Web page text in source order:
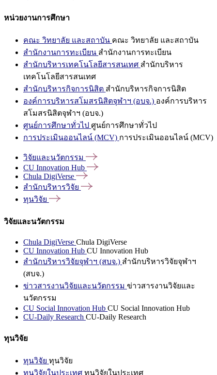
หน่วยงานการศึกษา
คณะ วิทยาลัย และสถาบัน คณะ วิทยาลัย และสถาบัน
สำนักงานการทะเบียน สำนักงานการทะเบียน
สำนักบริหารเทคโนโลยีสารสนเทศ สำนักบริหาร
เทคโนโลยีสารสนเทศ
สำนักบริหารกิจการนิสิต สำนักบริหารกิจการนิสิต
องค์การบริหารสโมสรนิสิตจุฬาฯ (อบจ.) องค์การบริหาร
สโมสรนิสิตจุฬาฯ (อบจ.)
ศูนย์การศึกษาทั่วไป ศูนย์การศึกษาทั่วไป
การประเมินออนไลน์ (MCV) การประเมินออนไลน์ (MCV)
วิจัยและนวัตกรรม
CU Innovation Hub
Chula DigiVerse
สำนักบริหารวิจัย
ทุนวิจัย
วิจัยและนวัตกรรม
Chula DigiVerse Chula DigiVerse
CU Innovation Hub CU Innovation Hub
สำนักบริหารวิจัยจุฬาฯ (สบจ.) สำนักบริหารวิจัยจุฬาฯ
(สบจ.)
ข่าวสารงานวิจัยและนวัตกรรม ข่าวสารงานวิจัยและ
นวัตกรรม
CU Social Innovation Hub CU Social Innovation Hub
CU-Daily Research CU-Daily Research
ทุนวิจัย
ทุนวิจัย ทุนวิจัย
ทุนวิจัยในประเทศ ทุนวิจัยในประเทศ